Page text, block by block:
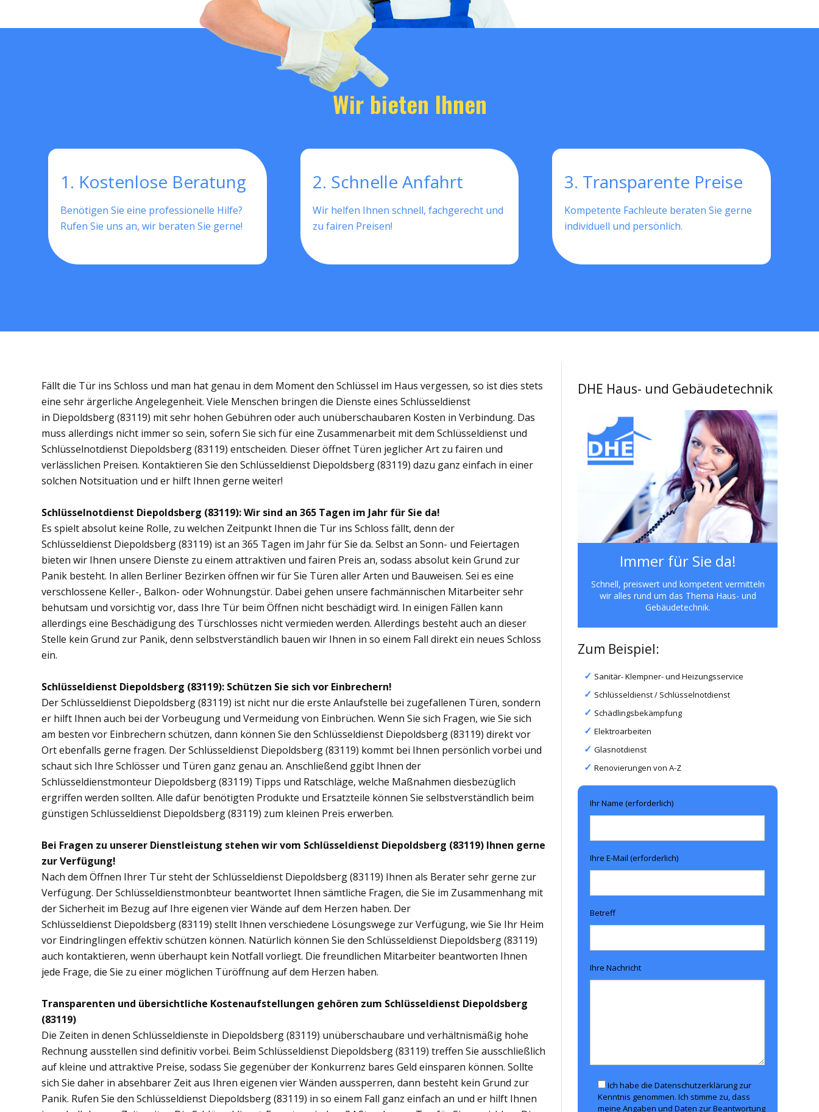
Wir bieten Ihnen
1. Kostenlose Beratung
Benötigen Sie eine professionelle Hilfe?
Rufen Sie uns an, wir beraten Sie gerne!
2. Schnelle Anfahrt
Wir helfen Ihnen schnell, fachgerecht und
zu fairen Preisen!
3. Transparente Preise
Kompetente Fachleute beraten Sie gerne
individuell und persönlich.
DHE Haus- und Gebäudetechnik
Immer für Sie da!
Schnell, preiswert und kompetent vermitteln
wir alles rund um das Thema Haus- und
Gebäudetechnik.
Zum Beispiel:
Sanitär- Klempner- und Heizungsservice
Schlüsseldienst / Schlüsselnotdienst
Schädlingsbekämpfung
Elektroarbeiten
Glasnotdienst
Renovierungen von A-Z
Ihr Name (erforderlich)
Ihre E-Mail (erforderlich)
Betreff
Ihre Nachricht
Ich habe die Datenschutzerklärung zur
Kenntnis genommen. Ich stimme zu, dass
meine Angaben und Daten zur Beantwortung
Fällt die Tür ins Schloss und man hat genau in dem Moment den Schlüssel im Haus vergessen, so ist dies stets
eine sehr ärgerliche Angelegenheit. Viele Menschen bringen die Dienste eines Schlüsseldienst
in Diepoldsberg (83119) mit sehr hohen Gebühren oder auch unüberschaubaren Kosten in Verbindung. Das
muss allerdings nicht immer so sein, sofern Sie sich für eine Zusammenarbeit mit dem Schlüsseldienst und
Schlüsselnotdienst Diepoldsberg (83119) entscheiden. Dieser öffnet Türen jeglicher Art zu fairen und
verlässlichen Preisen. Kontaktieren Sie den Schlüsseldienst Diepoldsberg (83119) dazu ganz einfach in einer
solchen Notsituation und er hilft Ihnen gerne weiter!
Schlüsselnotdienst Diepoldsberg (83119): Wir sind an 365 Tagen im Jahr für Sie da!
Es spielt absolut keine Rolle, zu welchen Zeitpunkt Ihnen die Tür ins Schloss fällt, denn der
Schlüsseldienst Diepoldsberg (83119) ist an 365 Tagen im Jahr für Sie da. Selbst an Sonn- und Feiertagen
bieten wir Ihnen unsere Dienste zu einem attraktiven und fairen Preis an, sodass absolut kein Grund zur
Panik besteht. In allen Berliner Bezirken öffnen wir für Sie Türen aller Arten und Bauweisen. Sei es eine
verschlossene Keller-, Balkon- oder Wohnungstür. Dabei gehen unsere fachmännischen Mitarbeiter sehr
behutsam und vorsichtig vor, dass Ihre Tür beim Öffnen nicht beschädigt wird. In einigen Fällen kann
allerdings eine Beschädigung des Türschlosses nicht vermieden werden. Allerdings besteht auch an dieser
Stelle kein Grund zur Panik, denn selbstverständlich bauen wir Ihnen in so einem Fall direkt ein neues Schloss
ein.
Schlüsseldienst Diepoldsberg (83119): Schützen Sie sich vor Einbrechern!
Der Schlüsseldienst Diepoldsberg (83119) ist nicht nur die erste Anlaufstelle bei zugefallenen Türen, sondern
er hilft Ihnen auch bei der Vorbeugung und Vermeidung von Einbrüchen. Wenn Sie sich Fragen, wie Sie sich
am besten vor Einbrechern schützen, dann können Sie den Schlüsseldienst Diepoldsberg (83119) direkt vor
Ort ebenfalls gerne fragen. Der Schlüsseldienst Diepoldsberg (83119) kommt bei Ihnen persönlich vorbei und
schaut sich Ihre Schlösser und Türen ganz genau an. Anschließend ggibt Ihnen der
Schlüsseldienstmonteur Diepoldsberg (83119) Tipps und Ratschläge, welche Maßnahmen diesbezüglich
ergriffen werden sollten. Alle dafür benötigten Produkte und Ersatzteile können Sie selbstverständlich beim
günstigen Schlüsseldienst Diepoldsberg (83119) zum kleinen Preis erwerben.
Bei Fragen zu unserer Dienstleistung stehen wir vom Schlüsseldienst Diepoldsberg (83119) Ihnen gerne
zur Verfügung!
Nach dem Öffnen Ihrer Tür steht der Schlüsseldienst Diepoldsberg (83119) Ihnen als Berater sehr gerne zur
Verfügung. Der Schlüsseldienstmonbteur beantwortet Ihnen sämtliche Fragen, die Sie im Zusammenhang mit
der Sicherheit im Bezug auf Ihre eigenen vier Wände auf dem Herzen haben. Der
Schlüsseldienst Diepoldsberg (83119) stellt Ihnen verschiedene Lösungswege zur Verfügung, wie Sie Ihr Heim
vor Eindringlingen effektiv schützen können. Natürlich können Sie den Schlüsseldienst Diepoldsberg (83119)
auch kontaktieren, wenn überhaupt kein Notfall vorliegt. Die freundlichen Mitarbeiter beantworten Ihnen
jede Frage, die Sie zu einer möglichen Türöffnung auf dem Herzen haben.
Transparenten und übersichtliche Kostenaufstellungen gehören zum Schlüsseldienst Diepoldsberg
(83119)
Die Zeiten in denen Schlüsseldienste in Diepoldsberg (83119) unüberschaubare und verhältnismäßig hohe
Rechnung ausstellen sind definitiv vorbei. Beim Schlüsseldienst Diepoldsberg (83119) treffen Sie ausschließlich
auf kleine und attraktive Preise, sodass Sie gegenüber der Konkurrenz bares Geld einsparen können. Sollte
sich Sie daher in absehbarer Zeit aus Ihren eigenen vier Wänden aussperren, dann besteht kein Grund zur
Panik. Rufen Sie den Schlüsseldienst Diepoldsberg (83119) in so einem Fall ganz einfach an und er hilft Ihnen